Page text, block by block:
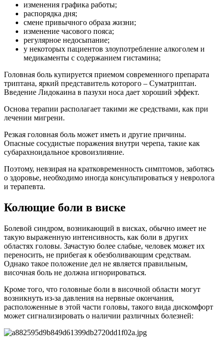
изменения графика работы;
распорядка дня;
смене привычного образа жизни;
изменение часового пояса;
регулярное недосыпание;
у некоторых пациентов злоупотребление алкоголем и
медикаменты с содержанием гистамина;
Головная боль купируется приемом современного препарата
триптана, яркий представитель которого – Суматриптан.
Введение Лидокаина в пазухи носа дает хороший эффект.
Основа терапии располагает такими же средствами, как при
лечении мигрени.
Резкая головная боль может иметь и другие причины.
Опасные сосудистые поражения внутри черепа, такие как
субарахноидальное кровоизлияние.
Поэтому, невзирая на кратковременность симптомов, заботясь
о здоровье, необходимо иногда консультироваться у невролога
и терапевта.
Колющие боли в виске
Болевой синдром, возникающий в висках, обычно имеет не
такую выраженную интенсивность, как боли в других
областях головы. Зачастую более слабые, человек может их
переносить, не прибегая к обезболивающим средствам.
Однако такое положение дел не является правильным,
височная боль не должна игнорироваться.
Кроме того, что головные боли в височной области могут
возникнуть из-за давления на нервные окончания,
расположенные в этой части головы, такого вида дискомфорт
может сигнализировать о наличии различных болезней: